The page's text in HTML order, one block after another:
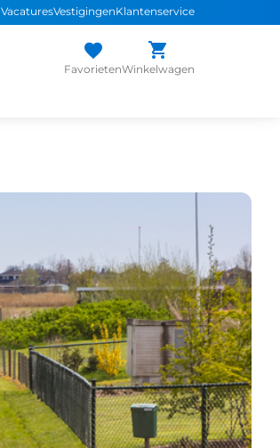
VacaturesVestigingenKlantenservice
FavorietenWinkelwagen